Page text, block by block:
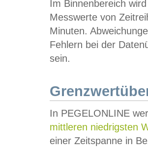
Im Binnenbereich
Messwerte von
Minuten.
Fehlern bei der
sein.
In PEGELONLINE
mittleren niedrigsten
einer Zeitspanne in